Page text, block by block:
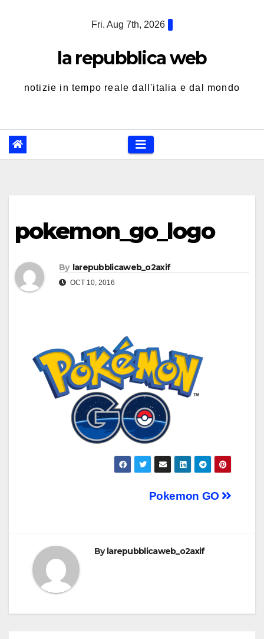
Fri. Aug 7th, 2026
la repubblica web
notizie in tempo reale dall'italia e dal mondo
pokemon_go_logo
By larepubblicaweb_o2axif
OCT 10, 2016
Pokemon GO
By larepubblicaweb_o2axif